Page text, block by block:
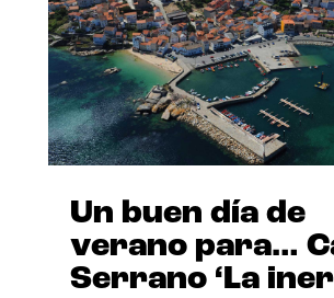
Un buen día de
verano para…
Serrano ‘La